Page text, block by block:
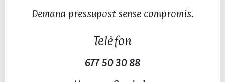
Demana pressupost sense compromís.
Telèfon
677 50 30 88